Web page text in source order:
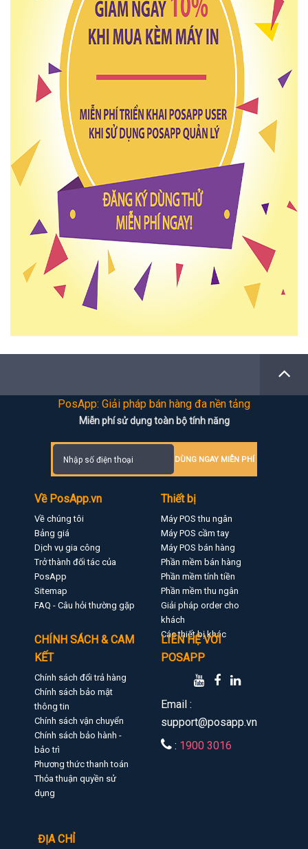
PosApp: Giải pháp bán hàng đa nền tảng
Miễn phí sử dụng toàn bộ tính năng
DÙNG NGAY MIỄN PHÍ
Về PosApp.vn
Về chúng tôi
Bảng giá
Dịch vụ gia công
Trở thành đối tác của
PosApp
Sitemap
FAQ - Câu hỏi thường gặp
Thiết bị
Máy POS thu ngân
Máy POS cầm tay
Máy POS bán hàng
Phần mềm bán hàng
Phần mềm tính tiền
Phần mềm thu ngân
Giải pháp order cho
khách
Các thiết bị khác
CHÍNH SÁCH & CAM
KẾT
Chính sách đổi trả hàng
Chính sách bảo mật
thông tin
Chính sách vận chuyển
Chính sách bảo hành -
bảo trì
Phương thức thanh toán
Thỏa thuận quyền sử
dụng
LIÊN HỆ VỚI
POSAPP
Email :
support@posapp.vn
: 1900 3016
ĐỊA CHỈ